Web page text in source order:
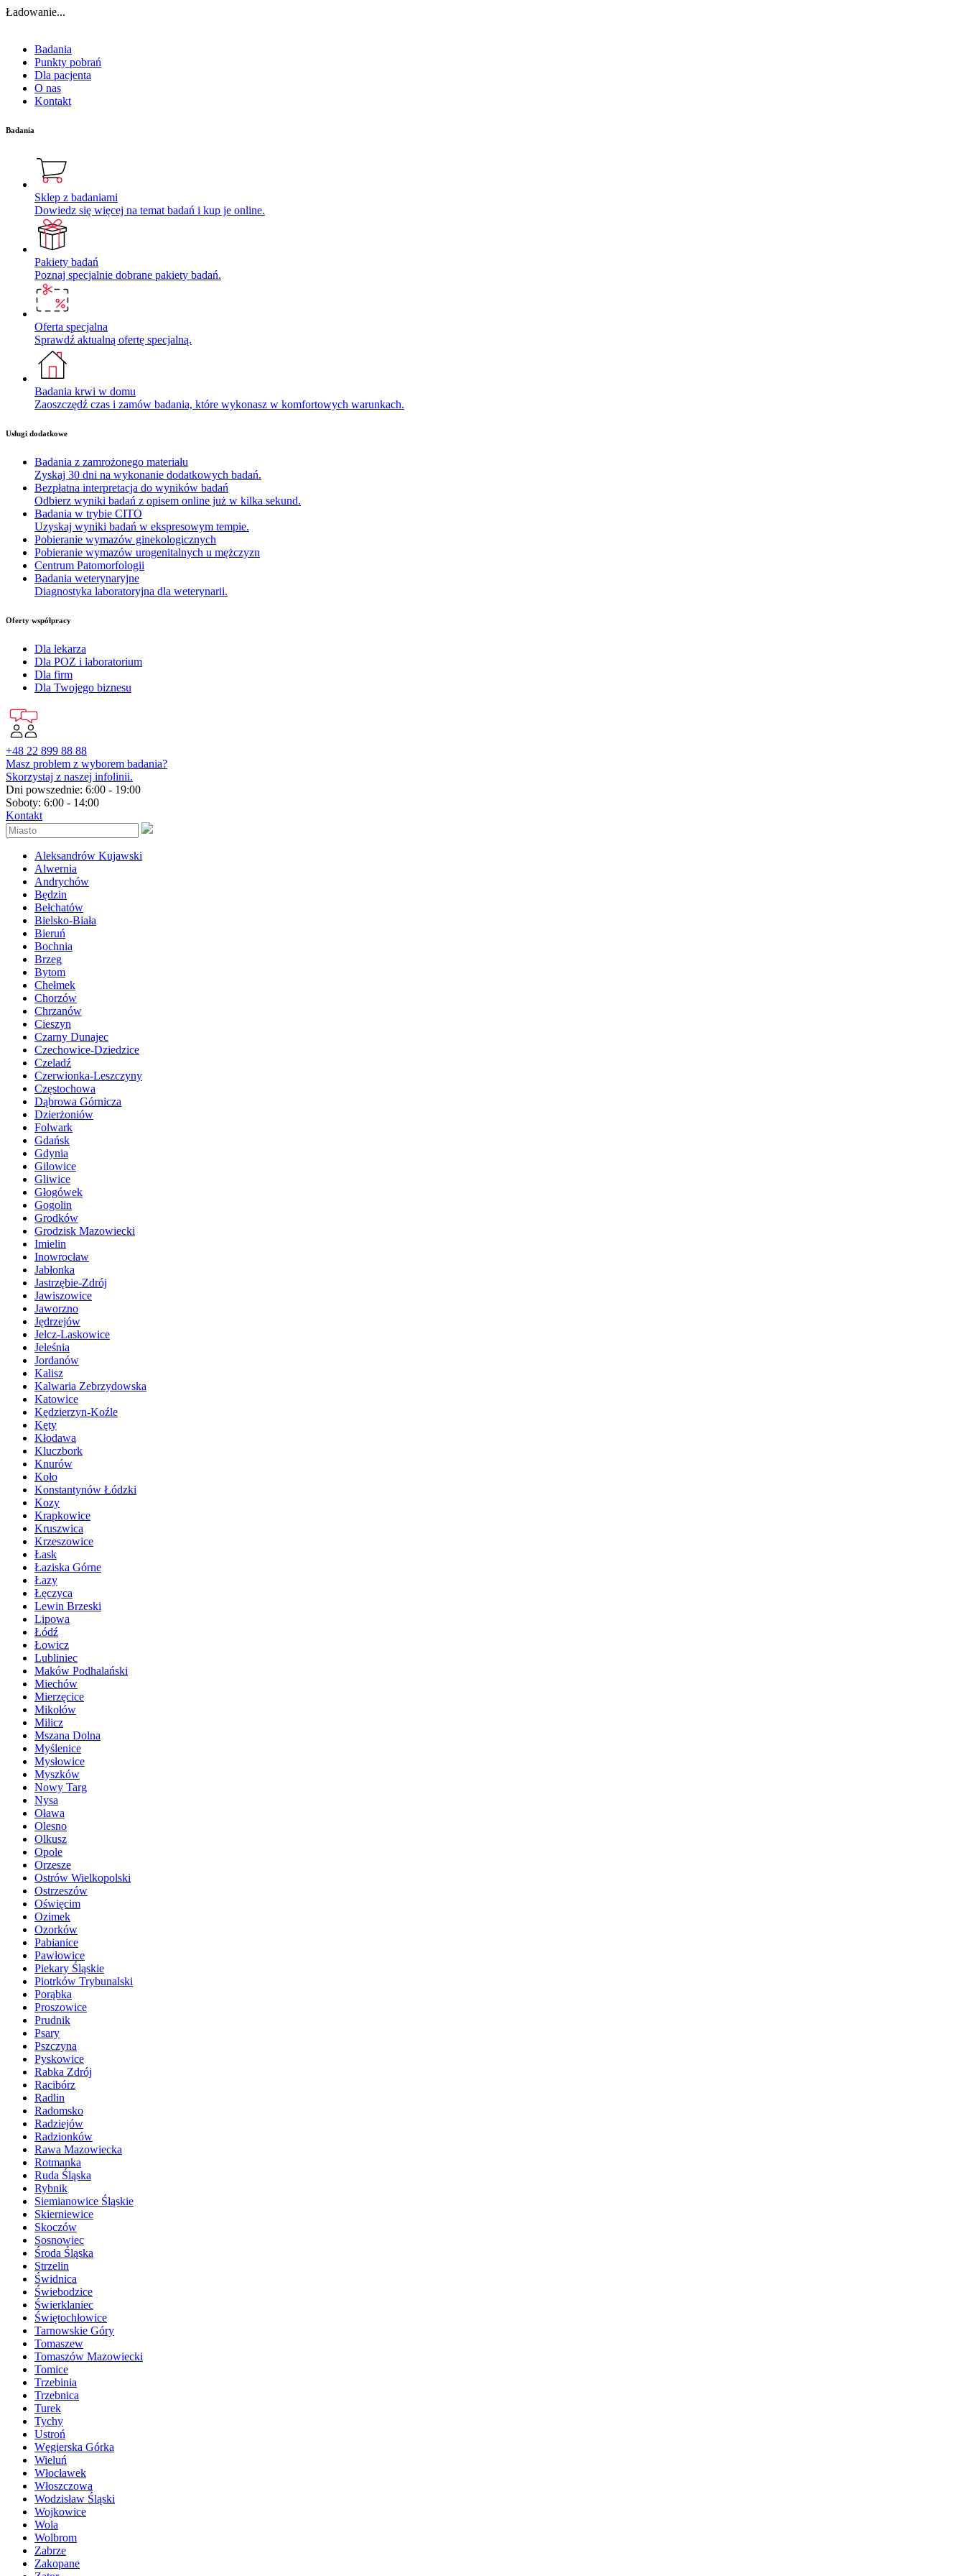
Ładowanie...
Badania
Punkty pobrań
Dla pacjenta
O nas
Kontakt
Badania
Sklep z badaniami
Dowiedz się więcej na temat badań i kup je online.
Pakiety badań
Poznaj specjalnie dobrane pakiety badań.
Oferta specjalna
Sprawdź aktualną ofertę specjalną.
Badania krwi w domu
Zaoszczędź czas i zamów badania, które wykonasz w komfortowych warunkach.
Usługi dodatkowe
Badania z zamrożonego materiału
Zyskaj 30 dni na wykonanie dodatkowych badań.
Bezpłatna interpretacja do wyników badań
Odbierz wyniki badań z opisem online już w kilka sekund.
Badania w trybie CITO
Uzyskaj wyniki badań w ekspresowym tempie.
Pobieranie wymazów ginekologicznych
Pobieranie wymazów urogenitalnych u mężczyzn
Centrum Patomorfologii
Badania weterynaryjne
Diagnostyka laboratoryjna dla weterynarii.
Oferty współpracy
Dla lekarza
Dla POZ i laboratorium
Dla firm
Dla Twojego biznesu
+48 22 899 88 88
Masz problem z wyborem badania?
Skorzystaj z naszej infolinii.
Dni powszednie: 6:00 - 19:00
Soboty: 6:00 - 14:00
Kontakt
Aleksandrów Kujawski
Alwernia
Andrychów
Będzin
Bełchatów
Bielsko-Biała
Bieruń
Bochnia
Brzeg
Bytom
Chełmek
Chorzów
Chrzanów
Cieszyn
Czarny Dunajec
Czechowice-Dziedzice
Czeladź
Czerwionka-Leszczyny
Częstochowa
Dąbrowa Górnicza
Dzierżoniów
Folwark
Gdańsk
Gdynia
Gilowice
Gliwice
Głogówek
Gogolin
Grodków
Grodzisk Mazowiecki
Imielin
Inowrocław
Jabłonka
Jastrzębie-Zdrój
Jawiszowice
Jaworzno
Jędrzejów
Jelcz-Laskowice
Jeleśnia
Jordanów
Kalisz
Kalwaria Zebrzydowska
Katowice
Kędzierzyn-Koźle
Kęty
Kłodawa
Kluczbork
Knurów
Koło
Konstantynów Łódzki
Kozy
Krapkowice
Kruszwica
Krzeszowice
Łask
Łaziska Górne
Łazy
Łęczyca
Lewin Brzeski
Lipowa
Łódź
Łowicz
Lubliniec
Maków Podhalański
Miechów
Mierzęcice
Mikołów
Milicz
Mszana Dolna
Myślenice
Mysłowice
Myszków
Nowy Targ
Nysa
Oława
Olesno
Olkusz
Opole
Orzesze
Ostrów Wielkopolski
Ostrzeszów
Oświęcim
Ozimek
Ozorków
Pabianice
Pawłowice
Piekary Śląskie
Piotrków Trybunalski
Porąbka
Proszowice
Prudnik
Psary
Pszczyna
Pyskowice
Rabka Zdrój
Racibórz
Radlin
Radomsko
Radziejów
Radzionków
Rawa Mazowiecka
Rotmanka
Ruda Śląska
Rybnik
Siemianowice Śląskie
Skierniewice
Skoczów
Sosnowiec
Środa Śląska
Strzelin
Świdnica
Świebodzice
Świerklaniec
Świętochłowice
Tarnowskie Góry
Tomaszew
Tomaszów Mazowiecki
Tomice
Trzebinia
Trzebnica
Turek
Tychy
Ustroń
Węgierska Górka
Wieluń
Włocławek
Włoszczowa
Wodzisław Śląski
Wojkowice
Wola
Wolbrom
Zabrze
Zakopane